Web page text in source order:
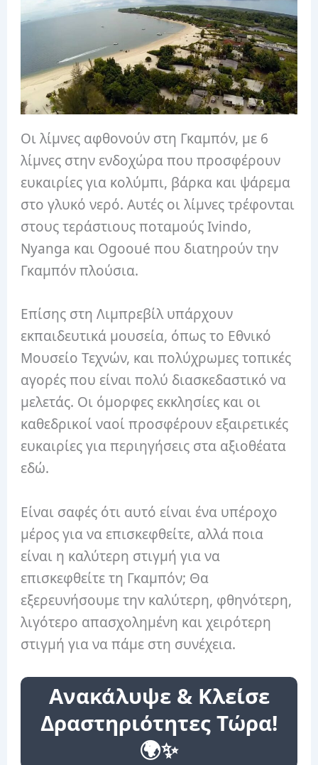
Οι λίμνες αφθονούν στη Γκαμπόν, με 6
λίμνες στην ενδοχώρα που προσφέρουν
ευκαιρίες για κολύμπι, βάρκα και ψάρεμα
στο γλυκό νερό. Αυτές οι λίμνες τρέφονται
στους τεράστιους ποταμούς Ivindo,
Nyanga και Ogooué που διατηρούν την
Γκαμπόν πλούσια.
Επίσης στη Λιμπρεβίλ υπάρχουν
εκπαιδευτικά μουσεία, όπως το Εθνικό
Μουσείο Τεχνών, και πολύχρωμες τοπικές
αγορές που είναι πολύ διασκεδαστικό να
μελετάς. Οι όμορφες εκκλησίες και οι
καθεδρικοί ναοί προσφέρουν εξαιρετικές
ευκαιρίες για περιηγήσεις στα αξιοθέατα
εδώ.
Είναι σαφές ότι αυτό είναι ένα υπέροχο
μέρος για να επισκεφθείτε, αλλά ποια
είναι η καλύτερη στιγμή για να
επισκεφθείτε τη Γκαμπόν; Θα
εξερευνήσουμε την καλύτερη, φθηνότερη,
λιγότερο απασχολημένη και χειρότερη
στιγμή για να πάμε στη συνέχεια.
Ανακάλυψε & Κλείσε
Δραστηριότητες Τώρα!
🌍✨